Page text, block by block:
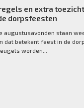
en extra
dorpsfeesten
augustusavonden staan
dat betekent feest in de
worden...